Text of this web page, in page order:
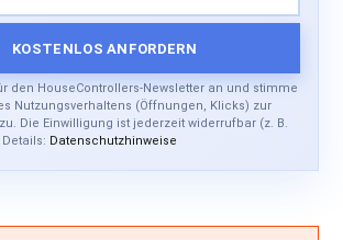
den HouseControllers-Newsletter an und stimme
Nutzungsverhaltens (Öffnungen, Klicks) zur
Die Einwilligung ist jederzeit widerrufbar (z. B.
Datenschutzhinweise